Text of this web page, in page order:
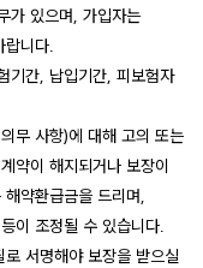
가 있으며, 가입자는
니다.
기간, 납입기간, 피보험자
무 사항)에 대해 고의 또는
약이 해지되거나 보장이
약환급금을 드리며,
이 조정될 수 있습니다.
서명해야 보장을 받으실